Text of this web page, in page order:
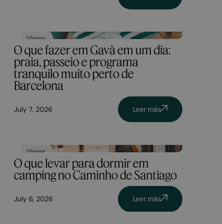
Viajes
O que fazer em Gavà em um dia:
praia, passeio e programa
tranquilo muito perto de
Barcelona
July 7, 2026 Leer más
Viajes
O que levar para dormir em
camping no Caminho de Santiago
July 6, 2026 Leer más